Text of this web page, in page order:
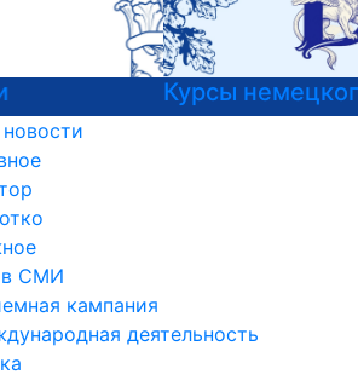
языка
СМИ
кампания
деятельность